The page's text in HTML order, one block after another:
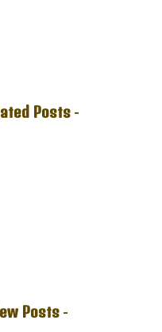
Posts-
Posts -